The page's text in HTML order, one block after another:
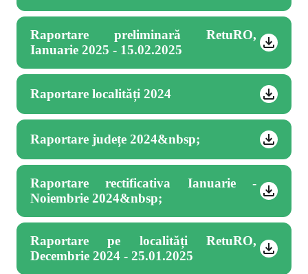
Raportare preliminară RetuRO,
Ianuarie 2025 - 15.02.2025
Raportare localități 2024
Raportare județe 2024&nbsp;
Raportare rectificativa Ianuarie -
Noiembrie 2024&nbsp;
Raportare pe localități RetuRO,
Decembrie 2024 - 25.01.2025